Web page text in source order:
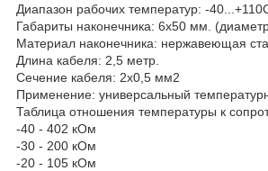
Диапазон рабочих температур: -
Габариты наконечника: 6x50 мм.
Материал наконечника: нержавеющая
Длина кабеля: 2,5 метр.
Сечение кабеля: 2x0,5 мм2
Применение: универсальный
Таблица отношения температуры к
-40 - 402 кОм
-30 - 200 кОм
-20 - 105 кОм